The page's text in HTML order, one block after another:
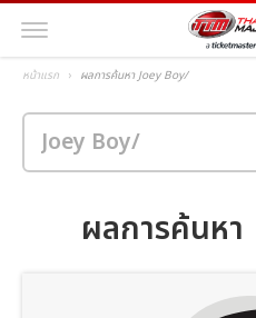
หน้าแรก ผลการค้นหา Joey Boy/
ผลการค้นหา